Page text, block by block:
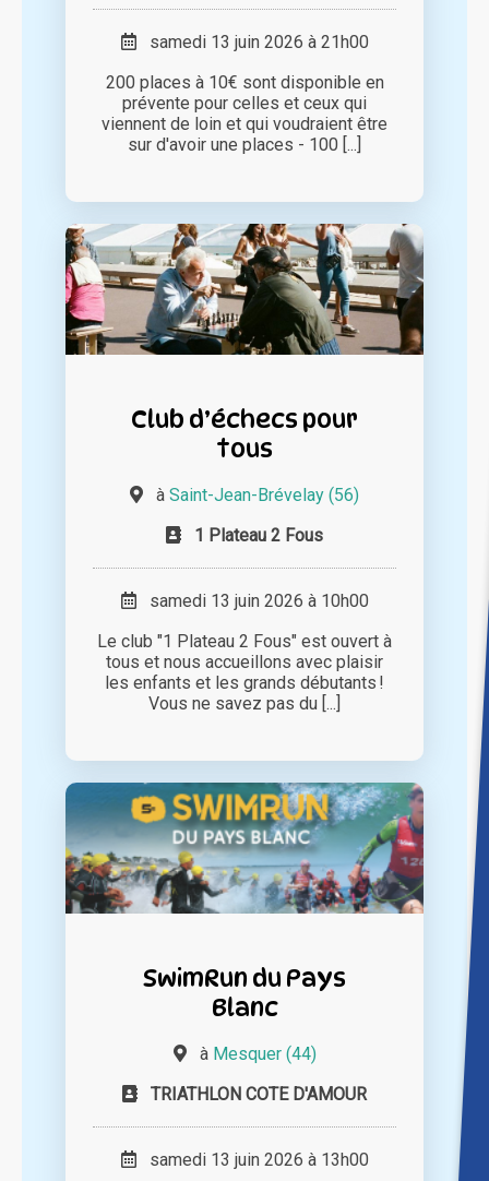
samedi 13 juin 2026 à 21h00
200 places à 10€ sont disponible en
prévente pour celles et ceux qui
viennent de loin et qui voudraient être
sur d'avoir une places - 100 [...]
Club d’échecs pour
tous
à Saint-Jean-Brévelay (56)
1 Plateau 2 Fous
samedi 13 juin 2026 à 10h00
Le club "1 Plateau 2 Fous" est ouvert à
tous et nous accueillons avec plaisir
les enfants et les grands débutants !
Vous ne savez pas du [...]
SwimRun du Pays
Blanc
à Mesquer (44)
TRIATHLON COTE D'AMOUR
samedi 13 juin 2026 à 13h00